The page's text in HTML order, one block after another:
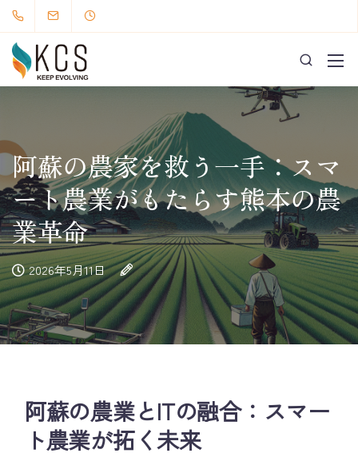
阿蘇の農家を救う一手：スマ
ート農業がもたらす熊本の農
業革命
2026年5月11日
阿蘇の農業とITの融合：スマー
ト農業が拓く未来